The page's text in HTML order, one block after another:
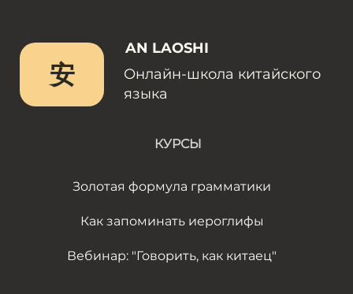
安
AN LAOSHI
Онлайн-школа китайского
языка
КУРСЫ
Золотая формула грамматики
Как запоминать иероглифы
Вебинар: "Говорить, как китаец"